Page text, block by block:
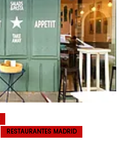
RESTAURANTES MADRID